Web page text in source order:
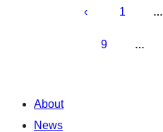
чланака
1 …
9 …
About
News